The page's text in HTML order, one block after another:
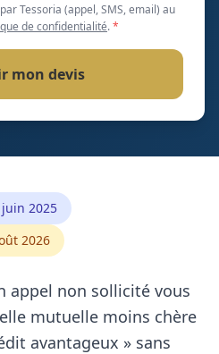
Tessoria (appel, SMS, email) au
de confidentialité.*
mon devis
juin 2025
2026
appel non sollicité vous
mutuelle moins chère
avantageux » sans